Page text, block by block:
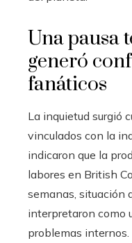
Una pausa
generó
fanáticos
La inquietud surgió
vinculados con la
indicaron que la
labores en British
semanas, situación
interpretaron como
problemas internos.